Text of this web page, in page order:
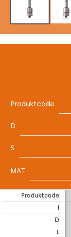
Produktcode
D
S
MAT
Produktcode
I
D
L